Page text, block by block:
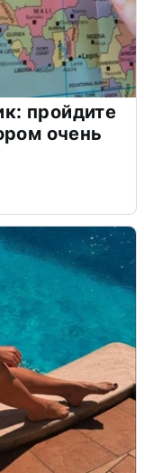
пройдите
очень